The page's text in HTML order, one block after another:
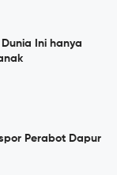
Dunia Ini hanya
Perabot Dapur